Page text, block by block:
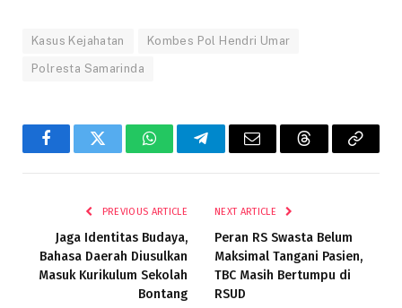
Kasus Kejahatan Kombes Pol Hendri Umar
Polresta Samarinda
FacebookTwitter WhatsAppTelegramEmail ThreadsCopy
PREVIOUS ARTICLE
Jaga Identitas Budaya,
Bahasa Daerah Diusulkan
Masuk Kurikulum Sekolah
Bontang
NEXT ARTICLE
Peran RS Swasta Belum
Maksimal Tangani Pasien,
TBC Masih Bertumpu di
RSUD